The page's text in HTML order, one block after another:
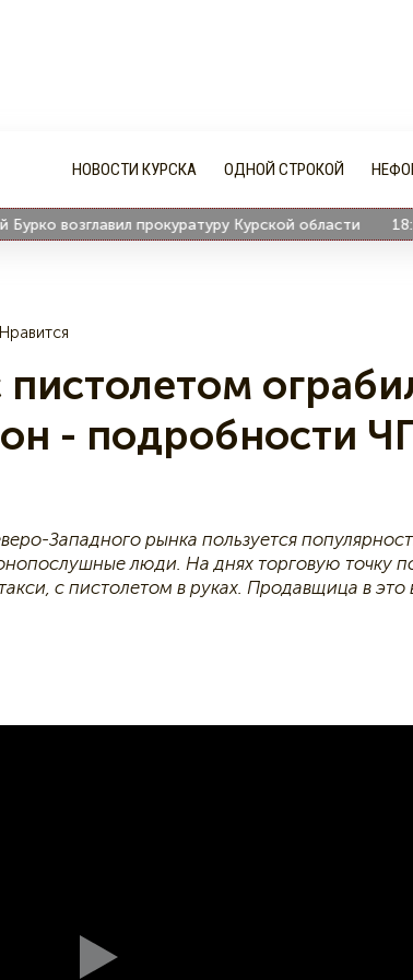
НОВОСТИ КУРСКА ОДНОЙ СТРОКОЙ
возглавил прокуратуру Курской области 18:24
Нравится
пистолетом
- подробности
Западного рынка пользуется
люди. На днях торговую точку
с пистолетом в руках. Продавщица в